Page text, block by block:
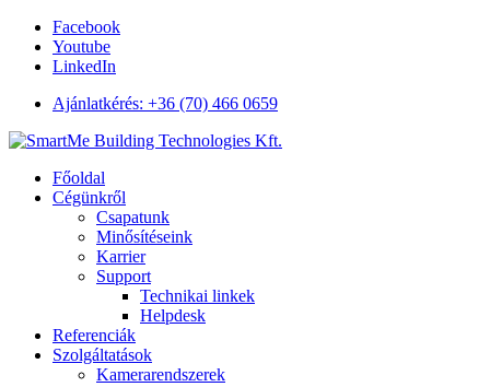
Facebook
Youtube
LinkedIn
Ajánlatkérés: +36 (70) 466 0659
Főoldal
Cégünkről
Csapatunk
Minősítéseink
Karrier
Support
Technikai linkek
Helpdesk
Referenciák
Szolgáltatások
Kamerarendszerek